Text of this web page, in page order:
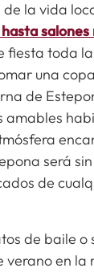
de la vida
fiesta toda
una
de
amables
será
de
de baile o
verano en la